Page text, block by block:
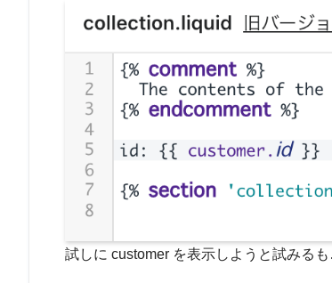
試しに customer を表示しようと試みる